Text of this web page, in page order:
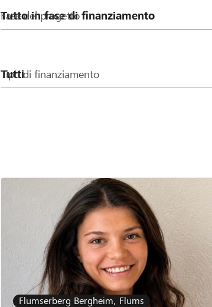
Fase del progetto
Tipo di finanziamento
Flumserberg Bergheim, Flums